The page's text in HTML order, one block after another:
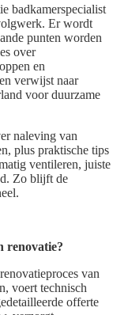
badkamerspecialist
Er wordt
punten worden
over
en
verwijst naar
voor duurzame
naleving van
plus praktische tips
ventileren, juiste
Zo blijft de
renovatie?
van
voert technisch
offerte